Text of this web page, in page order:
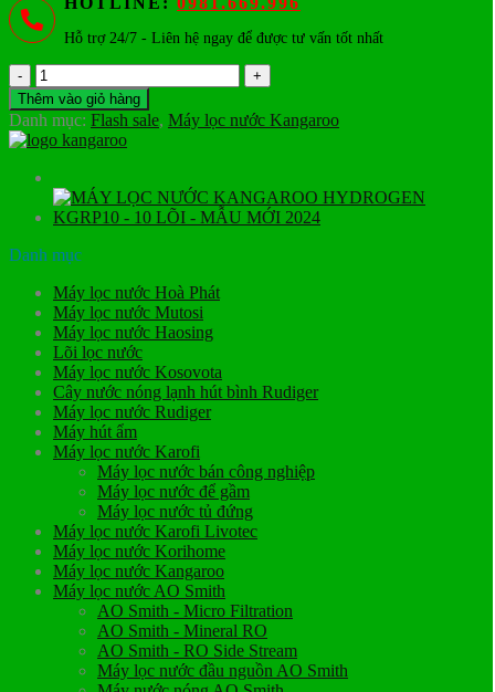
Hỗ trợ 24/7 - Liên hệ ngay để được tư vấn tốt nhất
Máy
lọc
nước
Kangaroo
Hydrogen
Infinity
KG10HI
số
lượng
Thêm vào giỏ hàng
Danh mục: Flash sale, Máy lọc nước Kangaroo
Danh mục
Máy lọc nước Hoà Phát
Máy lọc nước Mutosi
Máy lọc nước Haosing
Lõi lọc nước
Máy lọc nước Kosovota
Cây nước nóng lạnh hút bình Rudiger
Máy lọc nước Rudiger
Máy hút ẩm
Máy lọc nước Karofi
Máy lọc nước bán công nghiệp
Máy lọc nước để gầm
Máy lọc nước tủ đứng
Máy lọc nước Karofi Livotec
Máy lọc nước Korihome
Máy lọc nước Kangaroo
Máy lọc nước AO Smith
AO Smith - Micro Filtration
AO Smith - Mineral RO
AO Smith - RO Side Stream
Máy lọc nước đầu nguồn AO Smith